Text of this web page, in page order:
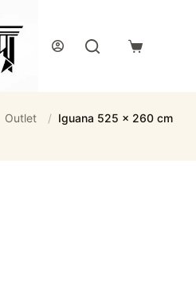
Panier
Outlet / Iguana 525 x 260 cm